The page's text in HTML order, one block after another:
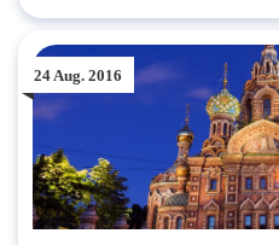
24 Aug. 2016